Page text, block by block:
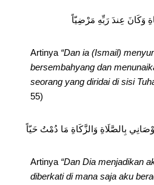
وَكَانَ عِندَ رَبِّهِ مَرْضِيّاً
Artinya “Dan ia (Ismail)
bersembahyang dan
seorang yang diridai di sisi
55)
بِالصَّلَاةِ وَالزَّكَاةِ مَا دُمْتُ حَيّاً
Artinya “Dan Dia menjadikan
diberkati di mana saja aku